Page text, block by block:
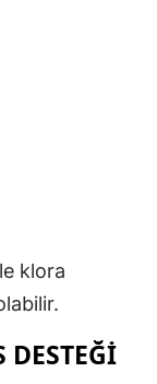
klora
DESTEĞI